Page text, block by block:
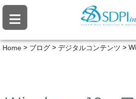
≡
Home > ブログ> デジタルコンテンツ >